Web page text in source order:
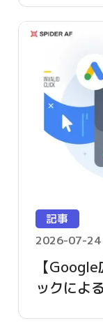
記事
2026-07-24
【
ックによ